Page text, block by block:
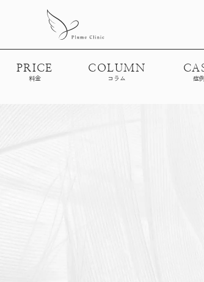
PRICE
料金
COLUMN
コラム 症例